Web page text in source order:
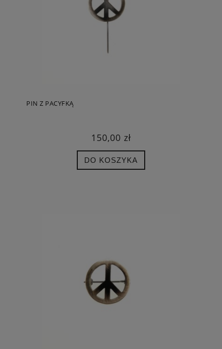
PIN Z PACYFKĄ
150,00 zł
DO KOSZYKA